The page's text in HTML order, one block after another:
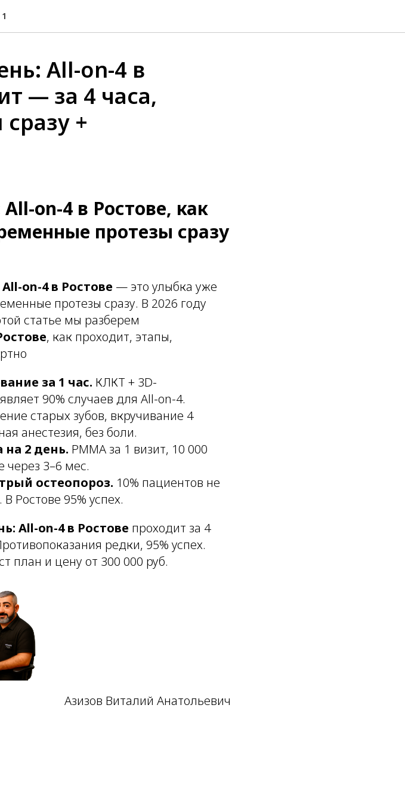
1
All-on-4 в
— за 4 часа,
+
on-4 в Ростове, как
протезы сразу
on-4 в Ростове — это улыбка уже
протезы сразу. В 2026 году
статье мы разберем
, как проходит, этапы,
за 1 час. КЛКТ + 3D-
90% случаев для All-on-4.
старых зубов, вкручивание 4
анестезия, без боли.
2 день. PMMA за 1 визит, 10 000
через 3–6 мес.
остеопороз. 10% пациентов не
Ростове 95% успех.
All-on-4 в Ростове проходит за 4
редки, 95% успех.
план и цену от 300 000 руб.
Азизов Виталий Анатольевич